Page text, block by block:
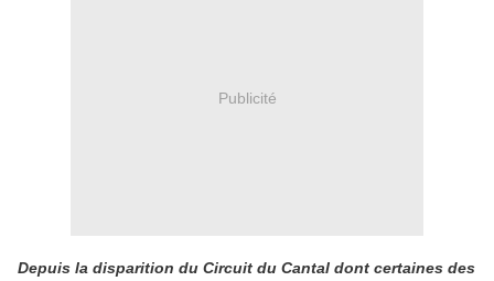
Publicité
Depuis la disparition du Circuit du Cantal dont certaines des